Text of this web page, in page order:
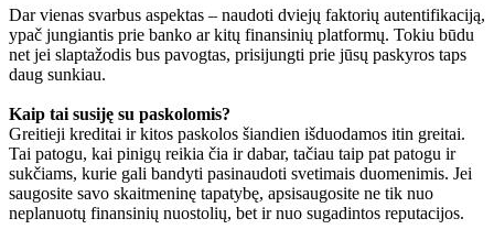
Dar vienas svarbus aspektas – naudoti dviejų faktorių autentifikaciją,
ypač jungiantis prie banko ar kitų finansinių platformų. Tokiu būdu
net jei slaptažodis bus pavogtas, prisijungti prie jūsų paskyros taps
daug sunkiau.
Kaip tai susiję su paskolomis?
Greitieji kreditai ir kitos paskolos šiandien išduodamos itin greitai.
Tai patogu, kai pinigų reikia čia ir dabar, tačiau taip pat patogu ir
sukčiams, kurie gali bandyti pasinaudoti svetimais duomenimis. Jei
saugosite savo skaitmeninę tapatybę, apsisaugosite ne tik nuo
neplanuotų finansinių nuostolių, bet ir nuo sugadintos reputacijos.